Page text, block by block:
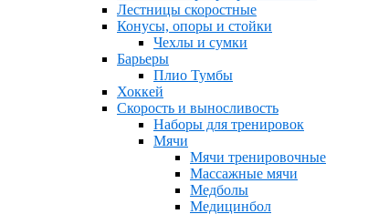
Лестницы скоростные
Конусы, опоры и стойки
Чехлы и сумки
Барьеры
Плио Тумбы
Хоккей
Скорость и выносливость
Наборы для тренировок
Мячи
Мячи тренировочные
Массажные мячи
Медболы
Медицинбол